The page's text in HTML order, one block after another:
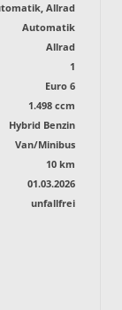
Allrad
Automatik
Allrad
1
Euro 6
1.498 ccm
Hybrid Benzin
Van/Minibus
10 km
01.03.2026
unfallfrei